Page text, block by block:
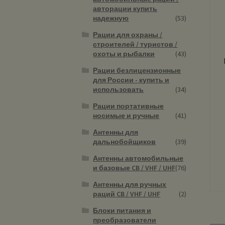
авторации купить
надежную
(53)
Рации для охраны /
строителей / туристов /
охоты и рыбалки
(43)
Рации безлицензионные
для России - купить и
использовать
(34)
Рации портативные
носимые и ручные
(41)
Антенны для
дальнобойщиков
(39)
Антенны автомобильные
и базовые CB / VHF / UHF(76)
Антенны для ручных
раций CB / VHF / UHF
(2)
Блоки питания и
преобразователи